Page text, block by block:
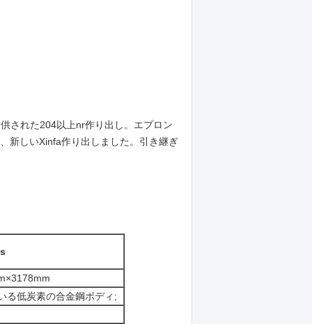
された204以上nr作り出し。エプロン
新しいXinfa作り出しました。引き継ぎ
る低炭素の合金鋼ボディ;